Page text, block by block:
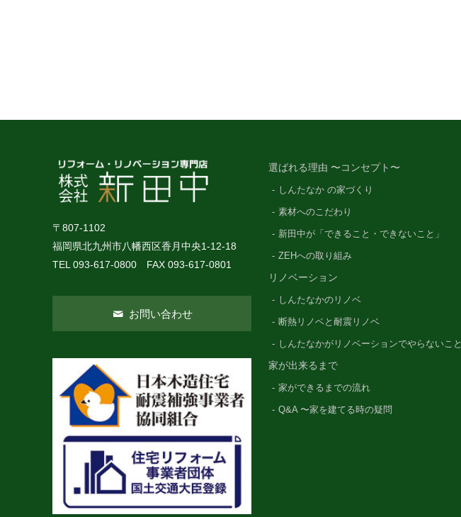
〒807-1102
福岡県北九州市八幡西区香月中央1-12-18
TEL 093-617-0800 FAX 093-617-0801
お問い合わせ
選ばれる理由 〜コンセプト〜
しんたなか の家づくり
素材へのこだわり
新田中が「できること・できないこと」
ZEHへの取り組み
リノベーション
しんたなかのリノベ
断熱リノベと耐震リノベ
しんたなかがリノベーションでやらないこと
家が出来るまで
家ができるまでの流れ
Q&A 〜家を建てる時の疑問